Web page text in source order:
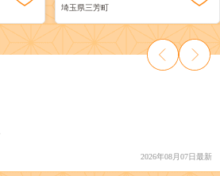
埼玉県三芳町
2026年08月07日最新